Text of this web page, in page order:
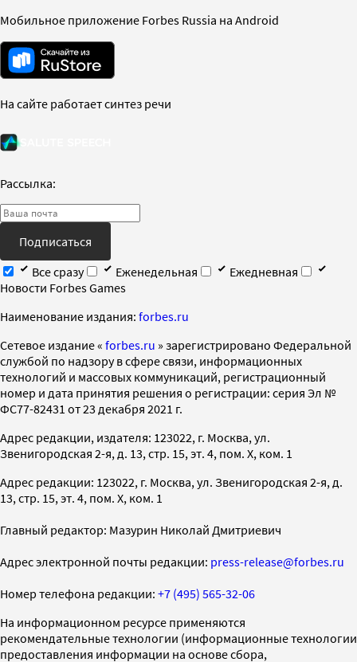
Мобильное приложение Forbes Russia на Android
На сайте работает синтез речи
Рассылка:
Подписаться
Все сразу
Еженедельная
Ежедневная
Новости Forbes Games
Наименование издания: forbes.ru
Cетевое издание « forbes.ru » зарегистрировано Федеральной
службой по надзору в сфере связи, информационных
технологий и массовых коммуникаций, регистрационный
номер и дата принятия решения о регистрации: серия Эл №
ФС77-82431 от 23 декабря 2021 г.
Адрес редакции, издателя: 123022, г. Москва, ул.
Звенигородская 2-я, д. 13, стр. 15, эт. 4, пом. X, ком. 1
Адрес редакции: 123022, г. Москва, ул. Звенигородская 2-я, д.
13, стр. 15, эт. 4, пом. X, ком. 1
Главный редактор: Мазурин Николай Дмитриевич
Адрес электронной почты редакции: press-release@forbes.ru
Номер телефона редакции: +7 (495) 565-32-06
На информационном ресурсе применяются
рекомендательные технологии (информационные технологии
предоставления информации на основе сбора,